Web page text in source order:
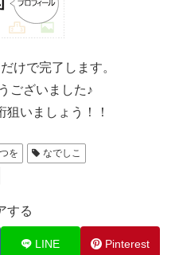
けで完了します。
ございました♪
狙いましょう！！
を
なでしこ
する
LINE Pinterest